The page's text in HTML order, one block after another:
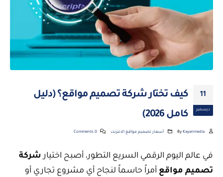
11
ديسمبر
كيف تختار شركة تصميم مواقع؟ (دليل
كامل 2026)
By Kayanmedia أسعار تصميم مواقع الانترنت 0 Comments
في عالم اليوم الرقمي السريع التطور، أصبح اختيار شركة
تصميم مواقع أمراً حاسماً لنجاح أي مشروع تجاري أو